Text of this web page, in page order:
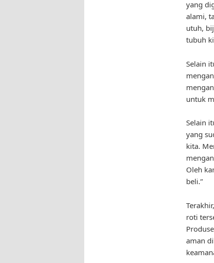
yang
alami,
utuh,
tubuh
Selain
untuk
Selain
yang
kita.
Oleh
beli.”
roti
aman